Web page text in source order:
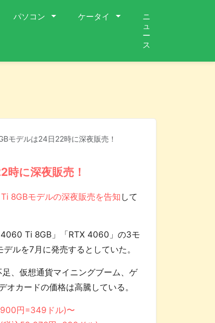
パソコン ケータイ
ニ
ュ
ー
ス
モデルは24日22時に深夜販売！
に深夜販売！
8GBモデルの深夜販売を告知して
Ti 8GB」「RTX 4060」の3モ
ルを7月に発売するとしていた。
、仮想通貨マイニングブーム、ゲ
カードの価格は高騰している。
円=349ドル)〜